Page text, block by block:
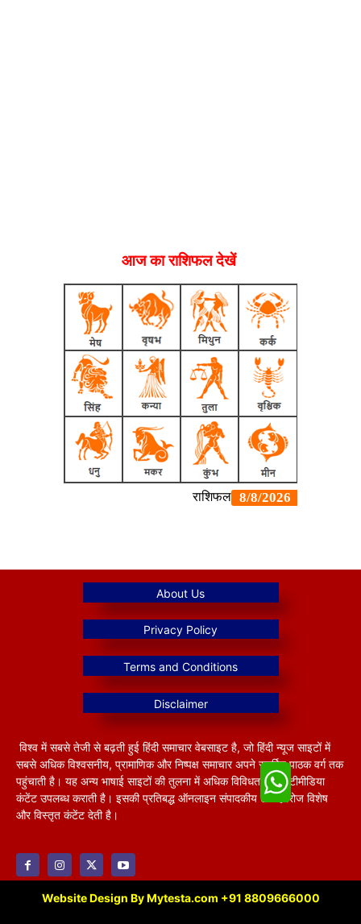
आज का राशिफल देखें
विश्व में सबसे तेजी से बढ़ती हुई हिंदी समाचार वेबसाइट है, जो हिंदी न्यूज साइटों में
सबसे अधिक विश्वसनीय, प्रामाणिक और निष्पक्ष समाचार अपने समर्पित पाठक वर्ग तक
पहुंचाती है। यह अन्य भाषाई साइटों की तुलना में अधिक विविधतापूर्ण मल्टीमीडिया
कंटेंट उपलब्ध कराती है। इसकी प्रतिबद्ध ऑनलाइन संपादकीय टीम हररोज विशेष
और विस्तृत कंटेंट देती है।
Website Design By Mytesta.com +91 8809666000